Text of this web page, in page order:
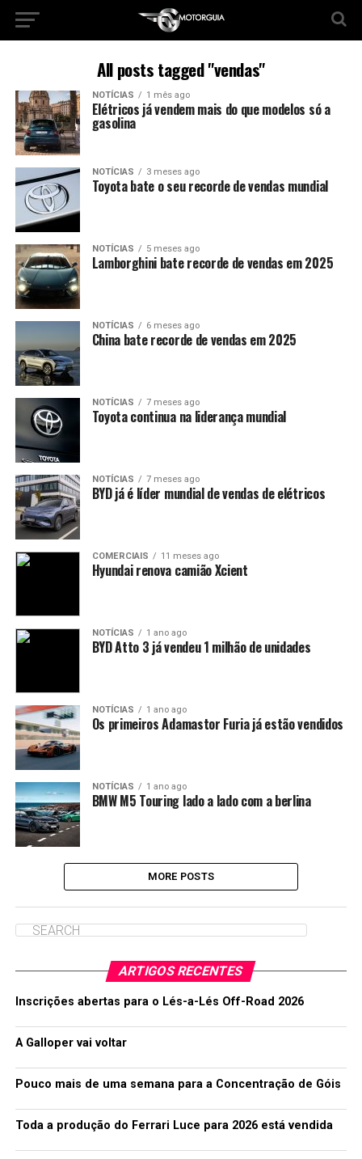
All posts tagged "vendas"
NOTÍCIAS 1 mês ago
Elétricos já vendem mais do que modelos só a
gasolina
NOTÍCIAS 3 meses ago
Toyota bate o seu recorde de vendas mundial
NOTÍCIAS 5 meses ago
Lamborghini bate recorde de vendas em 2025
NOTÍCIAS 6 meses ago
China bate recorde de vendas em 2025
NOTÍCIAS 7 meses ago
Toyota continua na liderança mundial
NOTÍCIAS 7 meses ago
BYD já é líder mundial de vendas de elétricos
COMERCIAIS 11 meses ago
Hyundai renova camião Xcient
NOTÍCIAS 1 ano ago
BYD Atto 3 já vendeu 1 milhão de unidades
NOTÍCIAS 1 ano ago
Os primeiros Adamastor Furia já estão vendidos
NOTÍCIAS 1 ano ago
BMW M5 Touring lado a lado com a berlina
MORE POSTS
ARTIGOS RECENTES
Inscrições abertas para o Lés-a-Lés Off-Road 2026
A Galloper vai voltar
Pouco mais de uma semana para a Concentração de Góis
Toda a produção do Ferrari Luce para 2026 está vendida